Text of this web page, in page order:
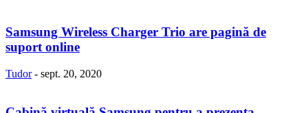
Samsung Wireless Charger Trio are pagină de
suport online
Tudor - sept. 20, 2020